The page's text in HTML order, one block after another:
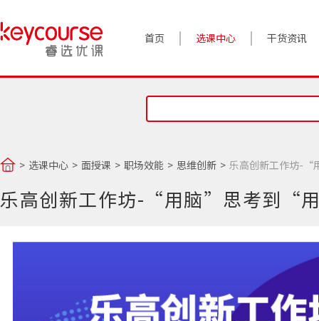
首页 选课中心 干货资讯
案例实践
对话高管
睿选视角
选课中心 面授课 职场效能 思维创新 乐高创新工作坊-“
乐高创新工作坊-“用脑”思考到“